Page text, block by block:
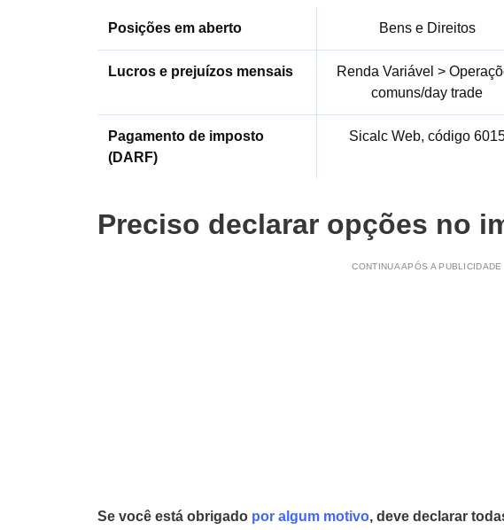
Posições em aberto Bens e Direitos
Lucros e prejuízos mensais
Renda Variável >
comuns/day trade
Pagamento de imposto
(DARF)
Sicalc Web, código
Preciso declarar opções no
CONTINUA APÓS A PUBLICIDADE
Se você está obrigado por algum motivo, deve declarar